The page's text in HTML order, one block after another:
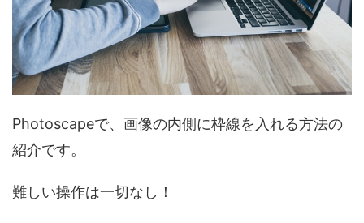
Photoscapeで、画像の内側に枠線を入れる方法の
紹介です。
難しい操作は一切なし！